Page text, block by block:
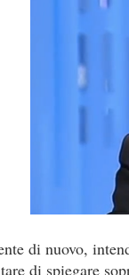
di nuovo,
di spiegare